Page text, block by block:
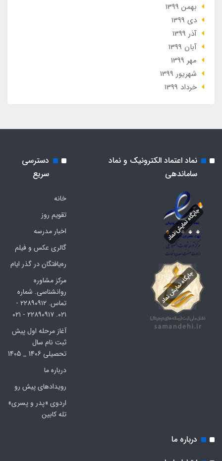
بهمن 1399
دی 1399
آذر 1399
آبان 1399
مهر 1399
شهریور 1399
خرداد 1399
نماد اعتماد الکترونیک و نماد
ساماندهی
دسترسی
سریع
خانه
تقویم روز
اخبار مدرسه
گالری عکس و فیلم
ره‌یافتگان در گذر ایام
مرکز مشاوره
روانشناسی. شماره
تماس. ۲۲۸۹۰۹۱۲ -
۰۲۱. ۲۲۸۹۰۹۱۷ - ۰۲۱
آغاز مرحله اول پیش
ثبت نام سال
تحصیلی 1406 _ 1405
درباره ما
رویدادهای پیش رو
اردوی «پدر و پسری»
تله کابین
درباره ما